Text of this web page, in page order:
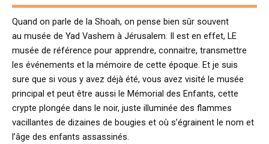
Quand on parle de la Shoah, on pense bien sûr souvent
au musée de Yad Vashem à Jérusalem. Il est en effet, LE
musée de référence pour apprendre, connaitre, transmettre
les événements et la mémoire de cette époque. Et je suis
sure que si vous y avez déjà été, vous avez visité le musée
principal et peut être aussi le Mémorial des Enfants, cette
crypte plongée dans le noir, juste illuminée des flammes
vacillantes de dizaines de bougies et où s’égrainent le nom et
l’âge des enfants assassinés.